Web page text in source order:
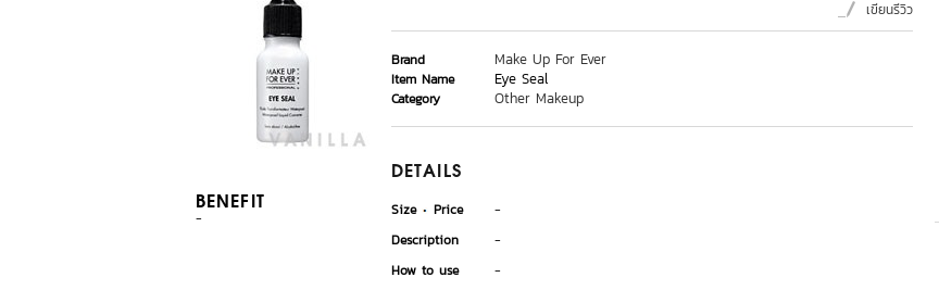
BENEFIT
-
เขียนรีวิว
Brand Make Up For Ever
Item Name Eye Seal
Category Other Makeup
DETAILS
Size Price
-
Description
-
How to use
-